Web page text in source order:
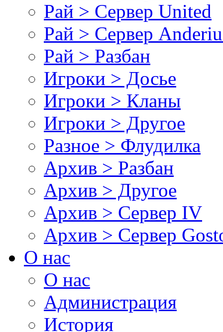
Рай > Сервер United
Рай > Сервер
Рай > Разбан
Игроки > Досье
Игроки > Кланы
Игроки > Другое
Разное > Флудилка
Архив > Разбан
Архив > Другое
Архив > Сервер IV
Архив > Сервер
О нас
О нас
Администрация
История